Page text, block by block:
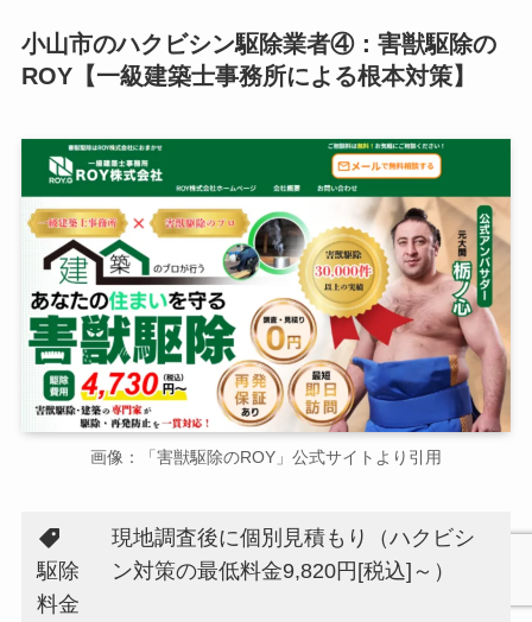
小山市のハクビシン駆除業者④：害獣駆除の
ROY【一級建築士事務所による根本対策】
画像：「害獣駆除のROY」公式サイトより引用
駆除
料金
現地調査後に個別見積もり（ハクビシ
ン対策の最低料金9,820円[税込]～）